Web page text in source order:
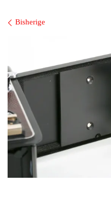
Bilder Navigation
Bisherige